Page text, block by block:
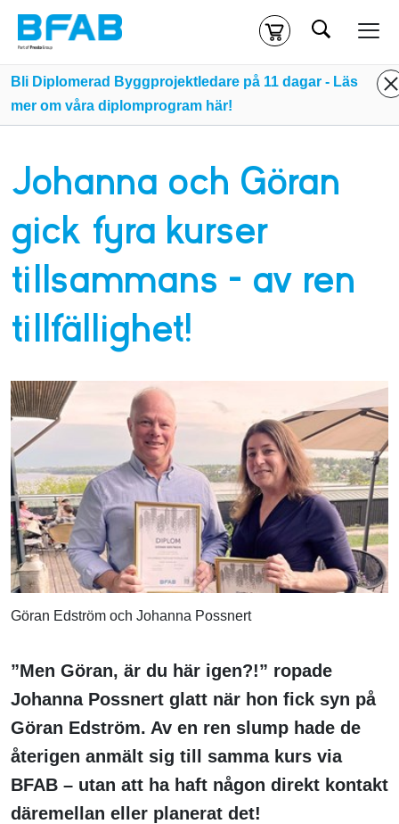
Kassa
Klickahärför att komma till alla tillgängliga onlinekurser.
Sök
Bli Diplomerad Byggprojektledare på 11 dagar - Läs
mer om våra diplomprogram här!
Johanna och Göran
gick fyra kurser
tillsammans – av ren
tillfällighet!
Göran Edström och Johanna Possnert
”Men Göran, är du här igen?!” ropade
Johanna Possnert glatt när hon fick syn på
Göran Edström. Av en ren slump hade de
återigen anmält sig till samma kurs via
BFAB – utan att ha haft någon direkt kontakt
däremellan eller planerat det!